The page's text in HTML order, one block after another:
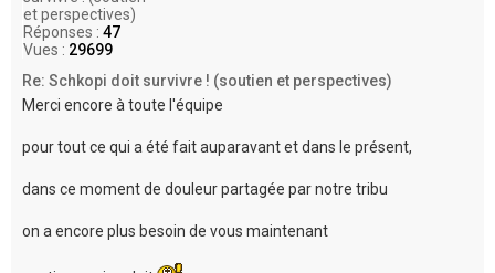
et perspectives)
Réponses : 47
Vues : 29699
Re: Schkopi doit survivre ! (soutien et perspectives)
Merci encore à toute l'équipe
pour tout ce qui a été fait auparavant et dans le présent,
dans ce moment de douleur partagée par notre tribu
on a encore plus besoin de vous maintenant